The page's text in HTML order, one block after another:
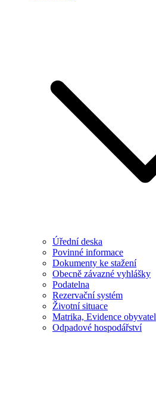
Úřední deska
Povinné informace
Dokumenty ke stažení
Obecně závazné vyhlášky
Podatelna
Rezervační systém
Životní situace
Matrika, Evidence obyvatel
Odpadové hospodářství